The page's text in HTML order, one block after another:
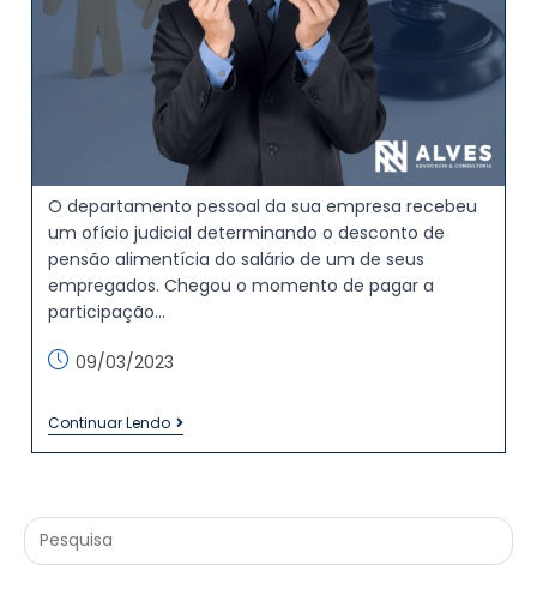
O departamento pessoal da sua empresa recebeu
um ofício judicial determinando o desconto de
pensão alimentícia do salário de um de seus
empregados. Chegou o momento de pagar a
participação…
09/03/2023
Continuar Lendo